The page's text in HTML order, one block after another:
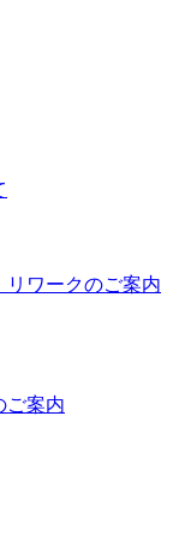
ワークのご案内
ご案内